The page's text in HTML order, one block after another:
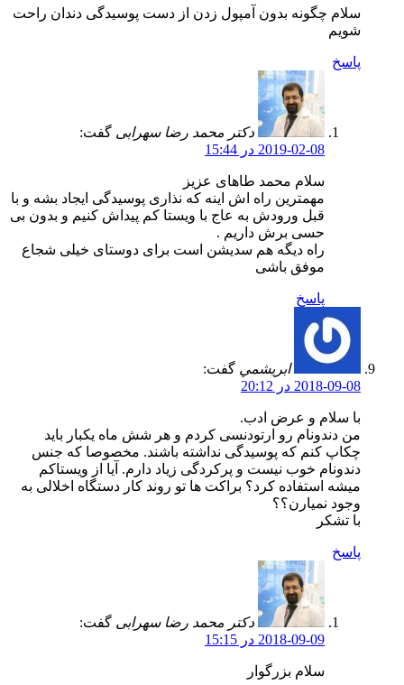
سلام چگونه بدون آمپول زدن از دست پوسیدگی دندان راحت
شویم
پاسخ
دکتر محمد رضا سهرابی گفت:
2019-02-08 در 15:44
سلام محمد طاهای عزیز
مهمترین راه اش اینه که نذاری پوسیدگی ایجاد بشه و با
قبل ورودش به عاج با ویستا کم پیداش کنیم و بدون بی
حسی برش داریم .
راه دیگه هم سدیشن است برای دوستای خیلی شجاع
موفق باشی
پاسخ
ابريشمي گفت:
2018-09-08 در 20:12
با سلام و عرض ادب.
من دندونام رو ارتودنسی کردم و هر شش ماه یکبار باید
چکاپ کنم که پوسیدگی نداشته باشند. مخصوصا که جنس
دندونام خوب نیست و پرکردگی زیاد دارم. آیا از ویستاکم
میشه استفاده کرد؟ براکت ها تو روند کار دستگاه اخلالی به
وجود نمیارن؟؟
با تشکر
پاسخ
دکتر محمد رضا سهرابی گفت:
2018-09-09 در 15:15
سلام بزرگوار